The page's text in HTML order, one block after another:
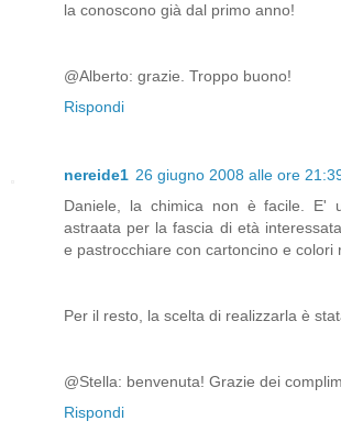
la conoscono già dal primo anno!
@Alberto: grazie. Troppo buono!
Rispondi
nereide1 26 giugno 2008 alle ore
Daniele, la chimica non è facile. E'
astraata per la fascia di età
e pastrocchiare con cartoncino e colori
Per il resto, la scelta di realizzarla è
@Stella: benvenuta! Grazie dei
Rispondi